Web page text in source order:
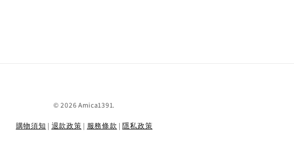
© 2026 Amica1391.
購物須知 | 退款政策 | 服務條款 |隱私政策